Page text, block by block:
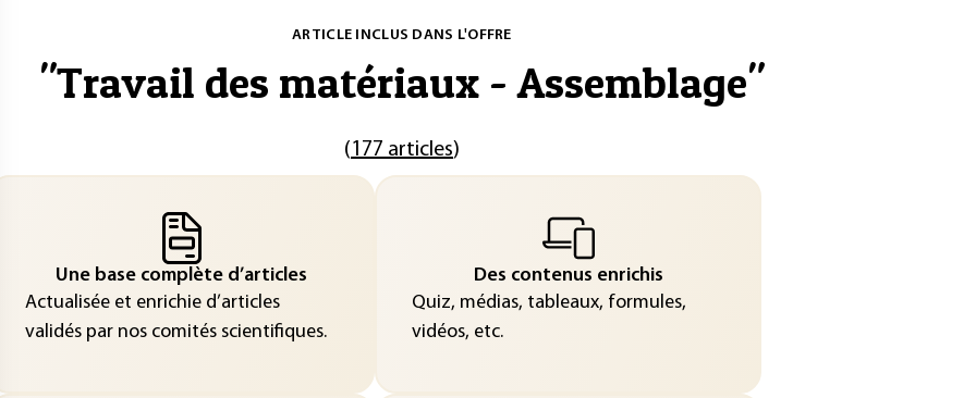
ARTICLE INCLUS DANS L'OFFRE
"Travail des matériaux - Assemblage"
(177 articles)
Une base complète d’articles
Actualisée et enrichie d’articles
validés par nos comités scientifiques.
Des contenus enrichis
Quiz, médias, tableaux, formules,
vidéos, etc.